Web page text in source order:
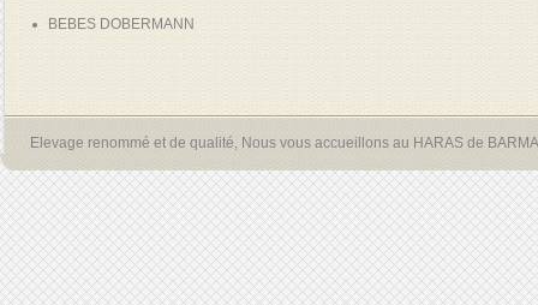
BEBES DOBERMANN
Elevage renommé et de qualité, Nous vous accueillons au HARAS de